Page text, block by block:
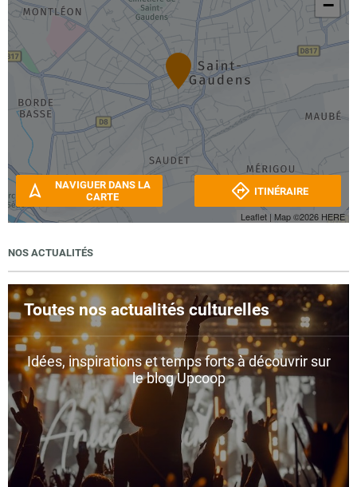
−
Leaflet | Map ©2026 HERE
NAVIGUER DANS LA
CARTE
ITINÉRAIRE
NOS ACTUALITÉS
Toutes nos actualités culturelles
Idées, inspirations et temps forts à découvrir sur
le blog Upcoop